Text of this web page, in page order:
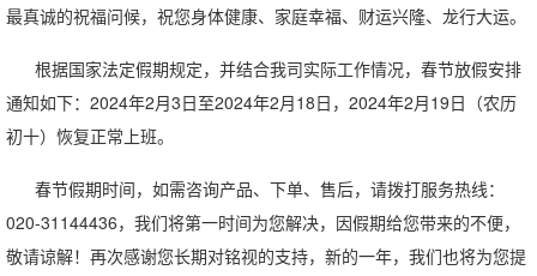
最真诚的祝福问候，祝您身体健康、家庭幸福、财运兴隆、龙行大运。
根据国家法定假期规定，并结合我司实际工作情况，春节放假安排
通知如下：2024年2月3日至2024年2月18日，2024年2月19日（农历
初十）恢复正常上班。
春节假期时间，如需咨询产品、下单、售后，请拨打服务热线：
020-31144436，我们将第一时间为您解决，因假期给您带来的不便，
敬请谅解！再次感谢您长期对铭视的支持，新的一年，我们也将为您提